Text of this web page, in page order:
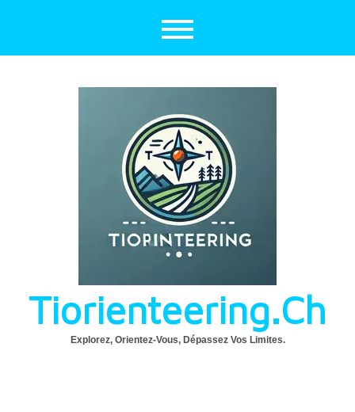
Tiorienteering.ch
Explorez, Orientez-Vous, Dépassez Vos Limites.